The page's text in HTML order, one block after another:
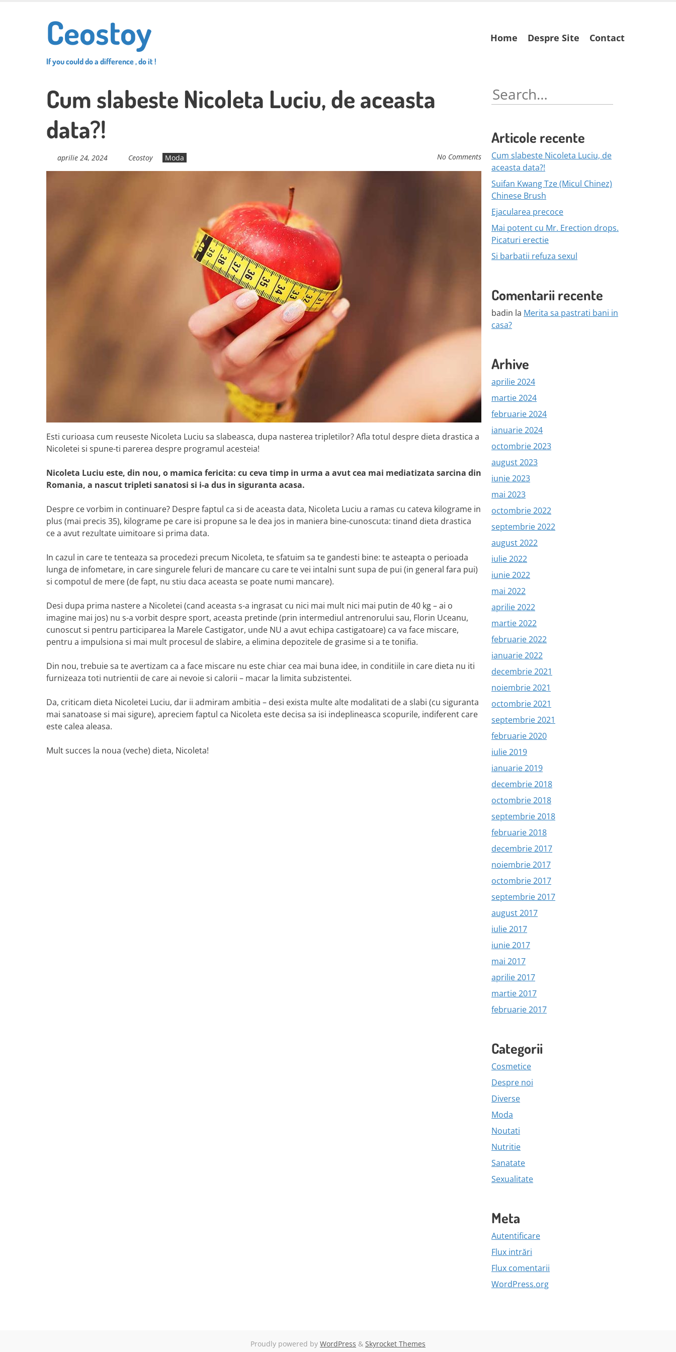
Ceostoy
If you could do a difference , do it !
Skip
to
Home Despre Site Contact
Cum slabeste Nicoleta Luciu, de aceasta
data?!
aprilie 24, 2024 Ceostoy Moda No Comments
Esti curioasa cum reuseste Nicoleta Luciu sa slabeasca, dupa nasterea tripletilor? Afla totul despre dieta drastica a
Nicoletei si spune-ti parerea despre programul acesteia!
Nicoleta Luciu este, din nou, o mamica fericita: cu ceva timp in urma a avut cea mai mediatizata sarcina din
Romania, a nascut tripleti sanatosi si i-a dus in siguranta acasa.
Despre ce vorbim in continuare? Despre faptul ca si de aceasta data, Nicoleta Luciu a ramas cu cateva kilograme in
plus (mai precis 35), kilograme pe care isi propune sa le dea jos in maniera bine-cunoscuta: tinand dieta drastica
ce a avut rezultate uimitoare si prima data.
In cazul in care te tenteaza sa procedezi precum Nicoleta, te sfatuim sa te gandesti bine: te asteapta o perioada
lunga de infometare, in care singurele feluri de mancare cu care te vei intalni sunt supa de pui (in general fara pui)
si compotul de mere (de fapt, nu stiu daca aceasta se poate numi mancare).
Desi dupa prima nastere a Nicoletei (cand aceasta s-a ingrasat cu nici mai mult nici mai putin de 40 kg – ai o
imagine mai jos) nu s-a vorbit despre sport, aceasta pretinde (prin intermediul antrenorului sau, Florin Uceanu,
cunoscut si pentru participarea la Marele Castigator, unde NU a avut echipa castigatoare) ca va face miscare,
pentru a impulsiona si mai mult procesul de slabire, a elimina depozitele de grasime si a te tonifia.
Din nou, trebuie sa te avertizam ca a face miscare nu este chiar cea mai buna idee, in conditiile in care dieta nu iti
furnizeaza toti nutrientii de care ai nevoie si calorii – macar la limita subzistentei.
Da, criticam dieta Nicoletei Luciu, dar ii admiram ambitia – desi exista multe alte modalitati de a slabi (cu siguranta
mai sanatoase si mai sigure), apreciem faptul ca Nicoleta este decisa sa isi indeplineasca scopurile, indiferent care
este calea aleasa.
Mult succes la noua (veche) dieta, Nicoleta!
Search
for:
Articole recente
Cum slabeste Nicoleta Luciu, de
aceasta data?!
Suifan Kwang Tze (Micul Chinez)
Chinese Brush
Ejacularea precoce
Mai potent cu Mr. Erection drops.
Picaturi erectie
Si barbatii refuza sexul
Comentarii recente
badin la Merita sa pastrati bani in
casa?
Arhive
aprilie 2024
martie 2024
februarie 2024
ianuarie 2024
octombrie 2023
august 2023
iunie 2023
mai 2023
octombrie 2022
septembrie 2022
august 2022
iulie 2022
iunie 2022
mai 2022
aprilie 2022
martie 2022
februarie 2022
ianuarie 2022
decembrie 2021
noiembrie 2021
octombrie 2021
septembrie 2021
februarie 2020
iulie 2019
ianuarie 2019
decembrie 2018
octombrie 2018
septembrie 2018
februarie 2018
decembrie 2017
noiembrie 2017
octombrie 2017
septembrie 2017
august 2017
iulie 2017
iunie 2017
mai 2017
aprilie 2017
martie 2017
februarie 2017
Categorii
Cosmetice
Despre noi
Diverse
Moda
Noutati
Nutritie
Sanatate
Sexualitate
Meta
Autentificare
Flux intrări
Flux comentarii
WordPress.org
Proudly powered by WordPress & Skyrocket Themes